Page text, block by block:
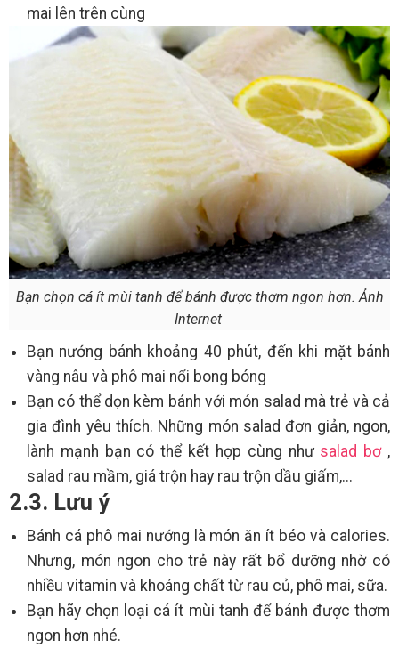
mai lên trên cùng
Bạn chọn cá ít mùi tanh để bánh được thơm ngon hơn. Ảnh
Internet
Bạn nướng bánh khoảng 40 phút, đến khi mặt bánh
vàng nâu và phô mai nổi bong bóng
Bạn có thể dọn kèm bánh với món salad mà trẻ và cả
gia đình yêu thích. Những món salad đơn giản, ngon,
lành mạnh bạn có thể kết hợp cùng như salad bơ,
salad rau mầm, giá trộn hay rau trộn dầu giấm,...
2.3. Lưu ý
Bánh cá phô mai nướng là món ăn ít béo và calories.
Nhưng, món ngon cho trẻ này rất bổ dưỡng nhờ có
nhiều vitamin và khoáng chất từ rau củ, phô mai, sữa.
Bạn hãy chọn loại cá ít mùi tanh để bánh được thơm
ngon hơn nhé.